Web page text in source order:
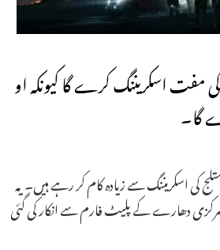
کی مفت اسکریننگ کرے گا کیونکہ او
گا۔
کی اسکریننگ سے زیادہ کام کر رہے ہیں۔ یہ
مرکزی دھارے کے پلیٹ فارم سے انکار کی گئی